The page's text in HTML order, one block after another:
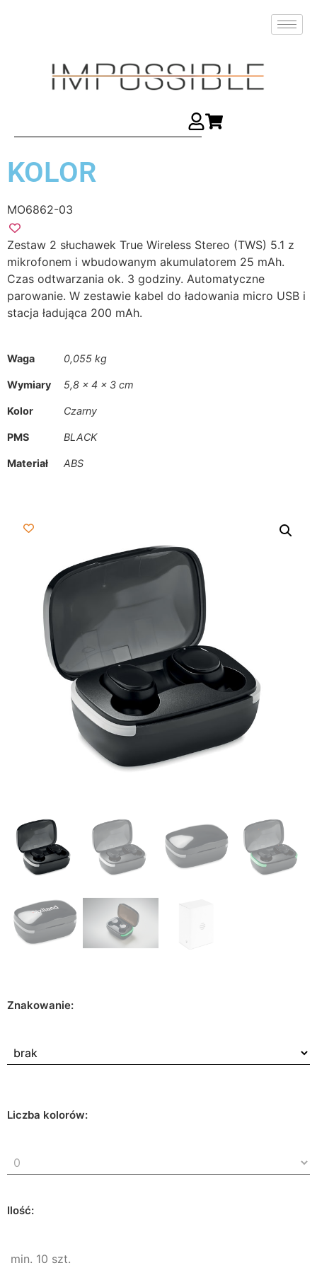
KOLOR
MO6862-03
Zestaw 2 słuchawek True Wireless Stereo (TWS) 5.1 z
mikrofonem i wbudowanym akumulatorem 25 mAh.
Czas odtwarzania ok. 3 godziny. Automatyczne
parowanie. W zestawie kabel do ładowania micro USB i
stacja ładująca 200 mAh.
Waga 0,055 kg
Wymiary 5,8 × 4 × 3 cm
Kolor Czarny
PMS BLACK
Materiał ABS
Znakowanie:
Liczba kolorów:
Ilość: